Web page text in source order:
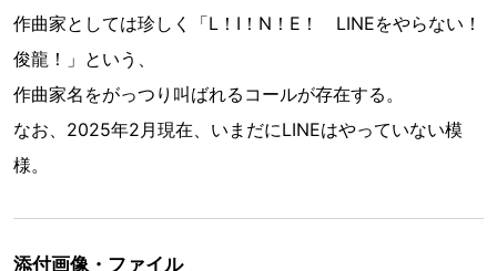
作曲家としては珍しく「L！I！N！E！ LINEをやらない！
俊龍！」という、
作曲家名をがっつり叫ばれるコールが存在する。
なお、2025年2月現在、いまだにLINEはやっていない模
様。
添付画像・ファイル